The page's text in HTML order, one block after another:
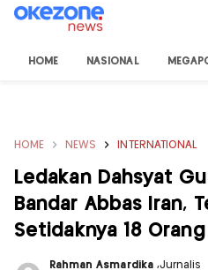
HOME NASIONAL
HOME NEWS INTERNATIONAL
Ledakan Dahsyat
Bandar Abbas Iran,
Setidaknya 18 Orang
Rahman Asmardika ,Jurnalis